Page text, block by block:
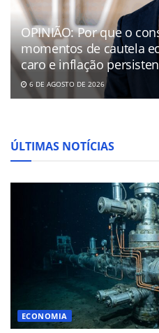
OPINIÃO: Por que o
momentos de cautela
caro e inflação
6 DE AGOSTO DE 2026
ÚLTIMAS NOTÍCIAS
ECONOMIA